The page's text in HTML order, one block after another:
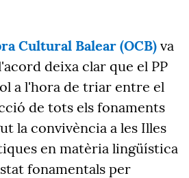
Cultural Balear (OCB)va
deixa clar que el PP
a l'hora de triar entre el
de tots els fonaments
la convivència a les Illes
en matèria lingüística
fonamentals per